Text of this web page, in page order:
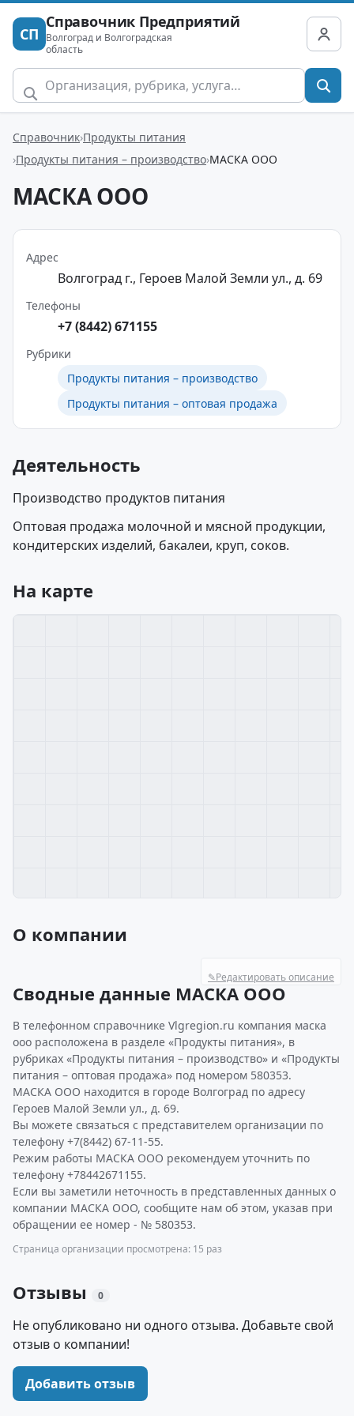
СП
Справочник Предприятий
Волгоград и Волгоградская
область
Справочник Продукты питания
Продукты питания – производство МАСКА ООО
МАСКА ООО
Адрес
Волгоград г., Героев Малой Земли ул., д. 69
Телефоны
+7 (8442) 671155
Рубрики
Продукты питания – производство
Продукты питания – оптовая продажа
Деятельность
Производство продуктов питания
Оптовая продажа молочной и мясной продукции,
кондитерских изделий, бакалеи, круп, соков.
На карте
О компании
✎Редактировать описание
Сводные данные МАСКА ООО
В телефонном справочнике Vlgregion.ru компания маска
ооо расположена в разделе «Продукты питания», в
рубриках «Продукты питания – производство» и «Продукты
питания – оптовая продажа» под номером 580353.
МАСКА ООО находится в городе Волгоград по адресу
Героев Малой Земли ул., д. 69.
Вы можете связаться с представителем организации по
телефону +7(8442) 67-11-55.
Режим работы МАСКА ООО рекомендуем уточнить по
телефону +78442671155.
Если вы заметили неточность в представленных данных о
компании МАСКА ООО, сообщите нам об этом, указав при
обращении ее номер - № 580353.
Страница организации просмотрена: 15 раз
Отзывы 0
Не опубликовано ни одного отзыва. Добавьте свой
отзыв о компании!
Добавить отзыв